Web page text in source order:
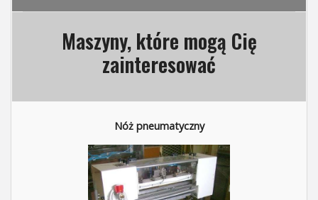
Maszyny, które mogą Cię
zainteresować
Nóż pneumatyczny